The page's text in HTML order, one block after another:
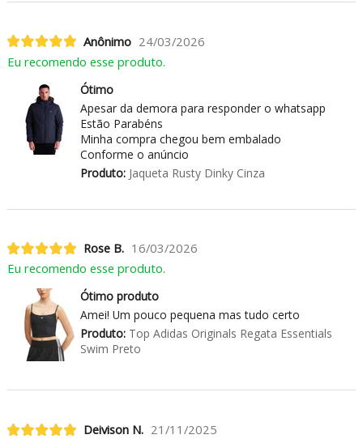
Anônimo 24/03/2026
Eu recomendo esse produto.
Ótimo
Apesar da demora para responder o whatsapp
Estão Parabéns
Minha compra chegou bem embalado
Conforme o anúncio
Produto:Jaqueta Rusty Dinky Cinza
Rose B. 16/03/2026
Eu recomendo esse produto.
Ótimo produto
Amei! Um pouco pequena mas tudo certo
Produto:Top Adidas Originals Regata Essentials
Swim Preto
Deivison N. 21/11/2025